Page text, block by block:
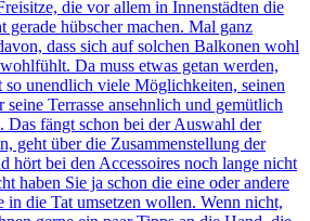
die vor allem in Innenstädten die
gerade hübscher machen. Mal ganz
dass sich auf solchen Balkonen wohl
Da muss etwas getan werden,
so unendlich viele Möglichkeiten, seinen
seine Terrasse ansehnlich und gemütlich
Das fängt schon bei der Auswahl der
geht über die Zusammenstellung der
hört bei den Accessoires noch lange nicht
haben Sie ja schon die eine oder andere
in die Tat umsetzen wollen. Wenn nicht,